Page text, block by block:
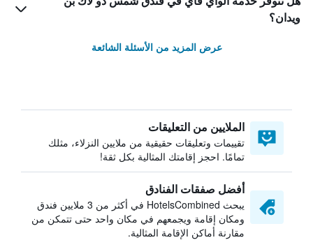
ويدان؟
عرض المزيد من الأسئلة الشائعة
الملايين من التعليقات
تقييمات وتعليقات حقيقية من ملايين النزلاء، مثلك
تمامًا. احجز إقامتك المثالية بكل ثقة!
أفضل صفقات الفنادق
يبحث HotelsCombined في أكثر من 3 ملايين فندق
ومكان إقامة ويجمعهم في مكان واحد حتى تتمكن من
مقارنة أماكن الإقامة المثالية.